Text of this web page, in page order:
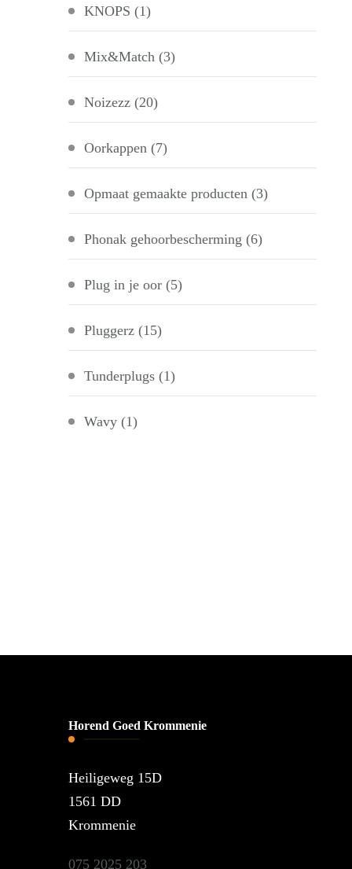
KNOPS (1)
Mix&Match (3)
Noizezz (20)
Oorkappen (7)
Opmaat gemaakte producten (3)
Phonak gehoorbescherming (6)
Plug in je oor (5)
Pluggerz (15)
Tunderplugs (1)
Wavy (1)
Horend Goed Krommenie
Heiligeweg 15D
1561 DD
Krommenie
075 2025 203